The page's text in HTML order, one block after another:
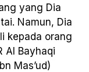
yang Dia
Namun, Dia
kepada orang
Al Bayhaqi
Mas’ud)